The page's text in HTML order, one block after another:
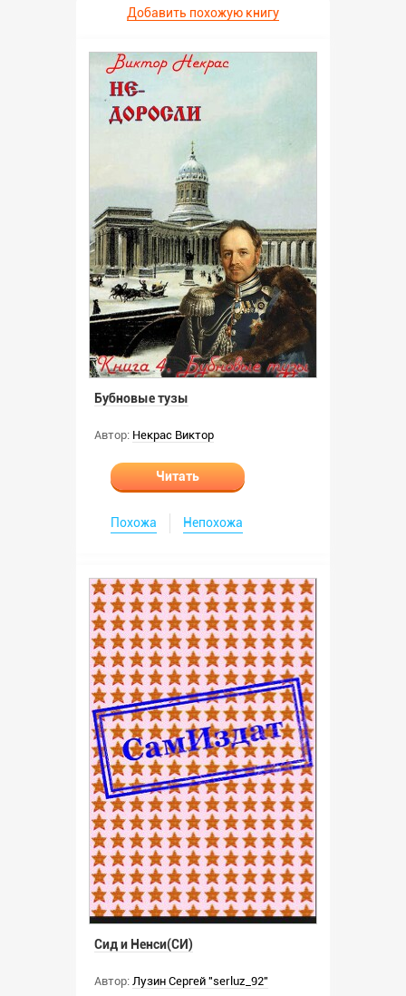
Добавить похожую книгу
Бубновые тузы
Автор: Некрас Виктор
Читать
Похожа Непохожа
Сид и Ненси(СИ)
Автор: Лузин Сергей "serluz_92"